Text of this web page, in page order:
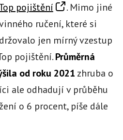
pojištění
. Mimo jiné
ručení, které si
jen mírný vzestup
pojištění.Průměrná
od roku 2021 zhruba o
ale odhadují v průběhu
o 6 procent, píše dále